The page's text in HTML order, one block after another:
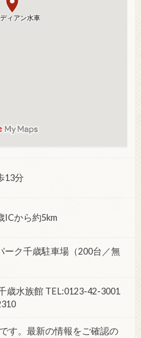
13分
ICから約5km
ーク千歳駐車場（200台／無
歳水族館 TEL:0123-42-3001
す。最新の情報をご確認の